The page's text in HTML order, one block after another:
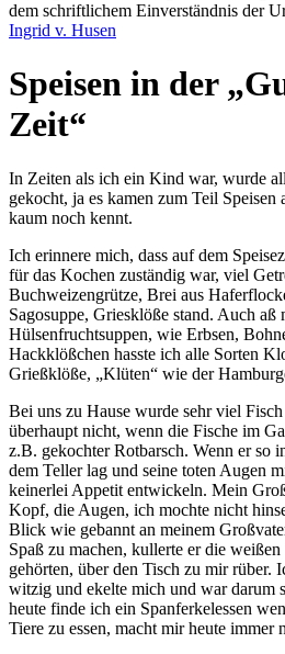
dem schriftlichem Einverständnis der
Ingrid v. Husen
Speisen in der
Zeit
In Zeiten als ich ein Kind war, wurde
gekocht, ja es kamen zum Teil Speisen
kaum noch kennt.
Ich erinnere mich, dass auf dem
für das Kochen zuständig war, viel
Buchweizengrütze, Brei aus
Sagosuppe, Griesklöße stand. Auch aß
Hülsenfruchtsuppen, wie Erbsen,
Hackklößchen hasste ich alle Sorten
Grießklöße,
Klüten
wie der
Bei uns zu Hause wurde sehr viel
überhaupt nicht, wenn die Fische im
z.B. gekochter Rotbarsch. Wenn er so
dem Teller lag und seine toten Augen
keinerlei Appetit entwickeln. Mein
Kopf, die Augen, ich mochte nicht
Blick wie gebannt an meinem
Spaß zu machen, kullerte er die
gehörten, über den Tisch zu mir rüber.
witzig und ekelte mich und war darum
heute finde ich ein Spanferkelessen
Tiere zu essen, macht mir heute immer